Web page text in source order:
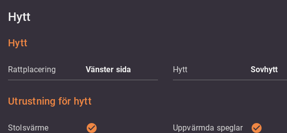
Hytt
Hytt
Rattplacering Vänster sida Hytt Sovhytt
Utrustning för hytt
Stolsvärme check_circle Uppvärmda speglar check_circle